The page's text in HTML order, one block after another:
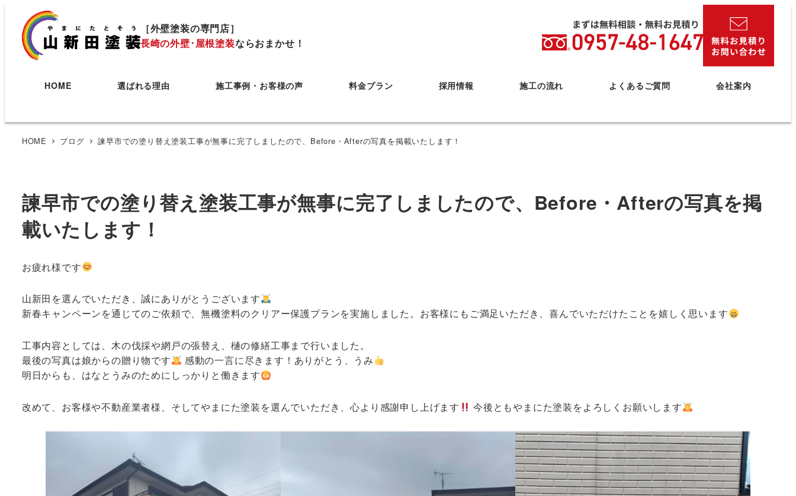
［外壁塗装の専門店］
長崎の外壁･屋根塗装ならおまかせ！
HOME 選ばれる理由 施工事例・お客様の声 料金プラン 採用情報 施工の流れ よくあるご質問 会社案内
HOME ブログ 諫早市での塗り替え塗装工事が無事に完了しましたので、Before・Afterの写真を掲載いたします！
諫早市での塗り替え塗装工事が無事に完了しましたので、Before・Afterの写真を掲
載いたします！
お疲れ様です
山新田を選んでいただき、誠にありがとうございます
新春キャンペーンを通じてのご依頼で、無機塗料のクリアー保護プランを実施しました。お客様にもご満足いただき、喜んでいただけたことを嬉しく思います
工事内容としては、木の伐採や網戸の張替え、樋の修繕工事まで行いました。
最後の写真は娘からの贈り物です
感動の一言に尽きます！ありがとう、うみ
明日からも、はなとうみのためにしっかりと働きます
改めて、お客様や不動産業者様、そしてやまにた塗装を選んでいただき、心より感謝申し上げます 今後ともやまにた塗装をよろしくお願いします